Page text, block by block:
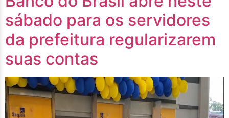
sábado para os servidores
da prefeitura regularizarem
suas contas